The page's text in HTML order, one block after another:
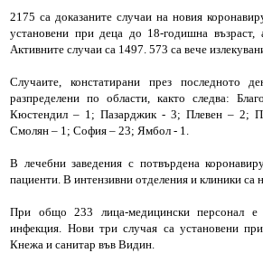
DONATION
ISSN : 3033-1684
Иван Върбанов – журналист | The News BG
2175 са доказаните случаи на новия
установени при деца до 18-годишна
Активните случаи са 1497. 573 са вече
Случаите, констатирани през последното
разпределени по области, както следва:
Кюстендил – 1; Пазарджик - 3; Плевен – 2;
Смолян – 1; София – 23; Ямбол - 1.
В лечебни заведения с потвърдена
пациенти. В интензивни отделения и клиники са
При общо 233 лица-медицински персонал е
инфекция. Нови три случая са установени
Кнежа и санитар във Видин.